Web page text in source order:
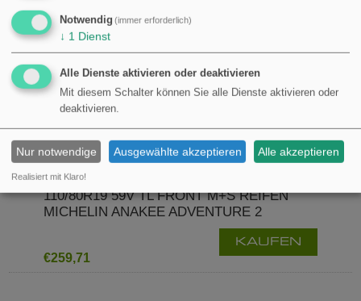
110/80R19 59V TL FRONT M+S REIFEN
MICHELIN ANAKEE ADVENTURE 2
€259,71
KAUFEN
Notwendig (immer erforderlich)
↓ 1 Dienst
Alle Dienste aktivieren oder deaktivieren
Mit diesem Schalter können Sie alle Dienste aktivieren oder
deaktivieren.
Nur notwendige Ausgewählte akzeptieren Alle akzeptieren
Realisiert mit Klaro!